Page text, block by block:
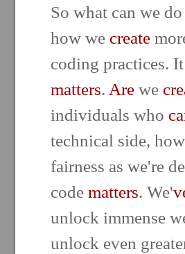
So what can we
how we create
coding practices.
matters. Are we
individuals who
technical side,
fairness as we're
code matters. We'
unlock immense
unlock even